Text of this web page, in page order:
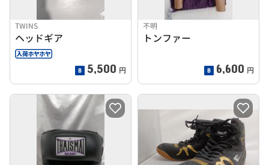
TWINS
ヘッドギア
5,500 円
不明
トンファー
6,600 円